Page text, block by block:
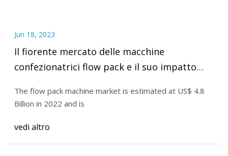
Jun 18, 2023
Il fiorente mercato delle macchine
confezionatrici flow pack e il suo impatto
imballaggi nel 2022
The flow pack machine market is estimated at US$ 4.8
Billion in 2022 and is
vedi altro